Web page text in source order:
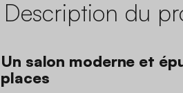
Description du
Un salon moderne et
places